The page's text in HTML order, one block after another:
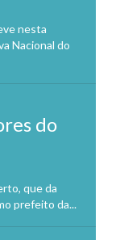
nesta
Nacional do
do
que da
prefeito da...